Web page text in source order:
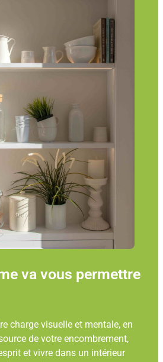
va vous permettre
charge visuelle et mentale, en
de votre encombrement,
et vivre dans un intérieur